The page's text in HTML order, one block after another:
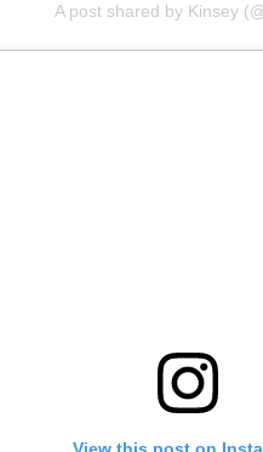
A post shared by Kinsey